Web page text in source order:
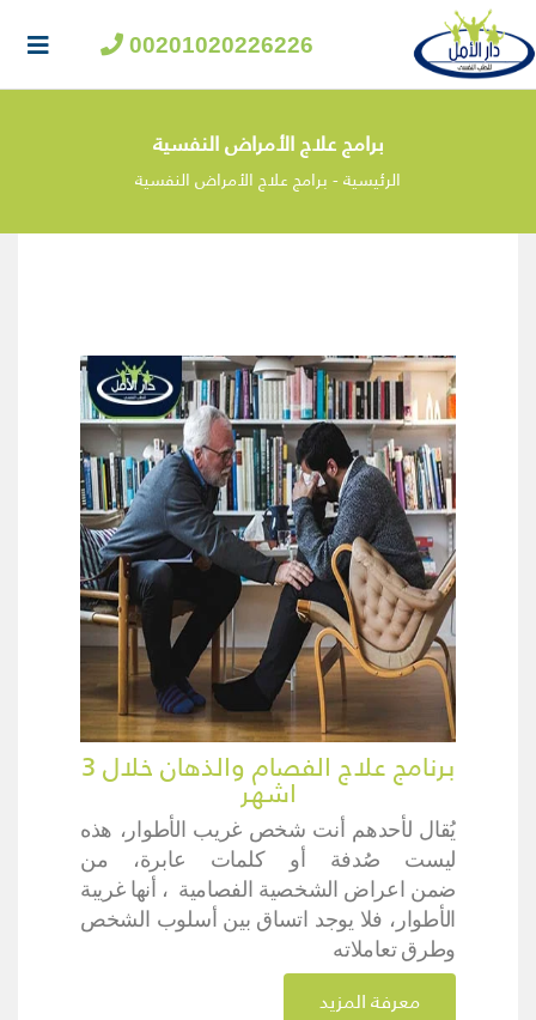
00201020226226
برامج علاج الأمراض النفسية
الرئيسية-برامج علاج الأمراض النفسية
برنامج علاج الفصام والذهان خلال 3
اشهر
يُقال لأحدهم أنت شخص غريب الأطوار، هذه
ليست صُدفة أو كلمات عابرة، من
ضمن اعراض الشخصية الفصامية ، أنها غريبة
الأطوار، فلا يوجد اتساق بين أسلوب الشخص
وطرق تعاملاته
معرفة المزيد